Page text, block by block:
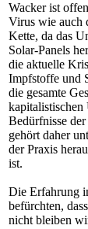
Wacker ist
Virus wie auch
Kette, da das
Solar-Panels
die aktuelle
Impfstoffe und
die gesamte
kapitalistischen
Bedürfnisse
gehört daher
der Praxis
ist.
Die Erfahrung
befürchten,
nicht bleiben